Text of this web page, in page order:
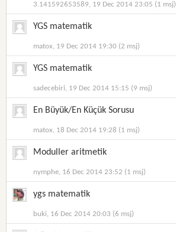
3.141592653589, 19 Dec 2014 23:05 (1 msj)
YGS matematik
matox, 19 Dec 2014 19:30 (2 msj)
YGS matematik
sadecebiri, 19 Dec 2014 15:15 (9 msj)
En Büyük/En Küçük Sorusu
matox, 18 Dec 2014 19:28 (1 msj)
Moduller aritmetik
nymphe, 16 Dec 2014 23:52 (1 msj)
ygs matematik
buki, 16 Dec 2014 20:03 (6 msj)